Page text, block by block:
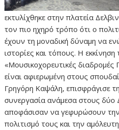
εκτυλίχθηκε στην πλατεία
τον πιο ηχηρό τρόπο ότι ο
έχουν τη μοναδική δύναμη να
ιστορίες και τόπους. Η
«Μουσικοχορευτικές
είναι αφιερωμένη στους
Γρηγόρη Καψάλη, επισφράγισε
συνεργασία ανάμεσα στους δύο
αποφάσισαν να γεφυρώσουν
πολιτισμό τους και την